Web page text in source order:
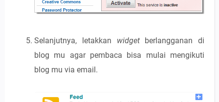
Selanjutnya, letakkan widget berlangganan di
blog mu agar pembaca bisa mulai mengikuti
blog mu via email.